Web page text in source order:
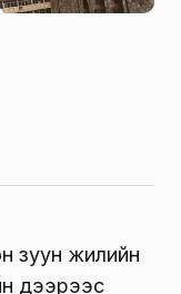
зуун жилийн
дээрээс